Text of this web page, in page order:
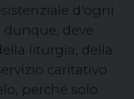
d'ogni
dunque, deve
liturgia, della
caritativo
perché solo